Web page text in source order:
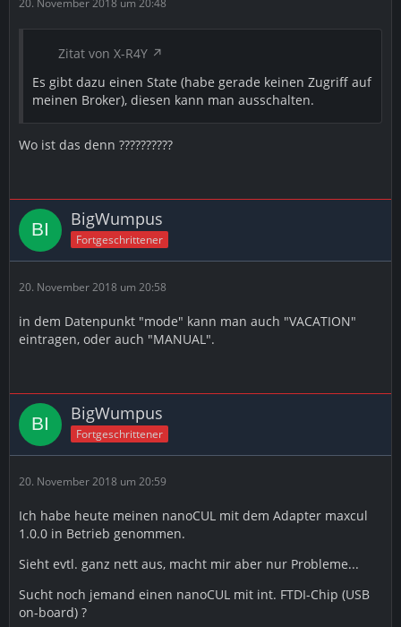
20. November 2018 um 20:48
Zitat von X-R4Y
Es gibt dazu einen State (habe gerade keinen Zugriff auf
meinen Broker), diesen kann man ausschalten.
Wo ist das denn ??????????
BigWumpus
Fortgeschrittener
20. November 2018 um 20:58
in dem Datenpunkt "mode" kann man auch "VACATION"
eintragen, oder auch "MANUAL".
BigWumpus
Fortgeschrittener
20. November 2018 um 20:59
Ich habe heute meinen nanoCUL mit dem Adapter maxcul
1.0.0 in Betrieb genommen.
Sieht evtl. ganz nett aus, macht mir aber nur Probleme...
Sucht noch jemand einen nanoCUL mit int. FTDI-Chip (USB
on-board) ?